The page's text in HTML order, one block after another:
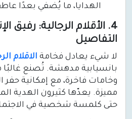
الهدايا، ما يُضفي بعدًا
4. الأقلام الرجالية: رفيق
التفاصيل
لا شيء يعادل فخامة الاقلام
بانسيابية مدهشة. تُصنع
وخامات فاخرة، مع إمكانية حفر
مميزة. يعدّها كثيرون الهدية
حتى كلمسة شخصية في